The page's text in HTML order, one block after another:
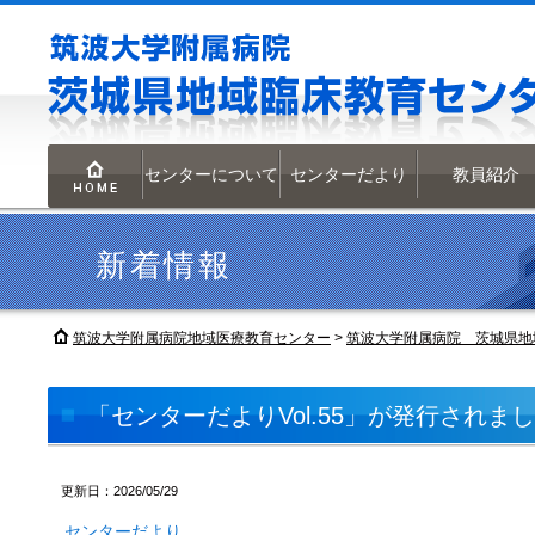
HOME
センターについて センターだより 教員紹介
新着情報
筑波大学附属病院地域医療教育センター > 筑波大学附属病院 茨城県地
「センターだよりVol.55」が発行されま
更新日：2026/05/29